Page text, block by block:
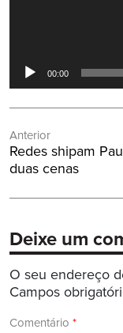
00:00
de
Post
Anterior
Post
Anterior:
Redes shipam
duas cenas
Deixe um
O seu endereço
Campos
Comentário *